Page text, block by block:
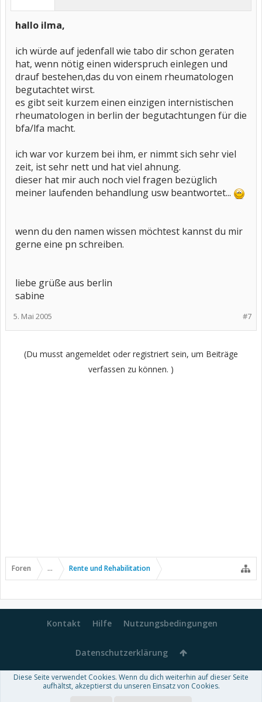
hallo ilma,
ich würde auf jedenfall wie tabo dir schon geraten
hat, wenn nötig einen widerspruch einlegen und
drauf bestehen,das du von einem rheumatologen
begutachtet wirst.
es gibt seit kurzem einen einzigen internistischen
rheumatologen in berlin der begutachtungen für die
bfa/lfa macht.
ich war vor kurzem bei ihm, er nimmt sich sehr viel
zeit, ist sehr nett und hat viel ahnung.
dieser hat mir auch noch viel fragen bezüglich
meiner laufenden behandlung usw beantwortet...
wenn du den namen wissen möchtest kannst du mir
gerne eine pn schreiben.
liebe grüße aus berlin
sabine
#7
5. Mai 2005
(Du musst angemeldet oder registriert sein, um Beiträge
verfassen zu können. )
Foren ... Rente und Rehabilitation
Kontakt Hilfe Nutzungsbedingungen
Datenschutzerklärung
Forum software by XenForo™-Deutsch von xenDach
Diese Seite verwendet Cookies. Wenn du dich weiterhin auf dieser Seite
aufhältst, akzeptierst du unseren Einsatz von Cookies.